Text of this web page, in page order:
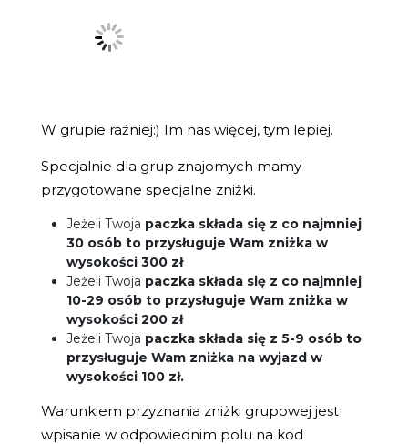
W grupie raźniej:) Im nas więcej, tym lepiej.
Specjalnie dla grup znajomych mamy
przygotowane specjalne zniżki.
Jeżeli Twoja paczka składa się z co najmniej
30 osób to przysługuje Wam zniżka w
wysokości 300 zł
Jeżeli Twoja paczka składa się z co najmniej
10-29 osób to przysługuje Wam zniżka w
wysokości 200 zł
Jeżeli Twoja paczka składa się z 5-9 osób to
przysługuje Wam zniżka na wyjazd w
wysokości 100 zł.
Warunkiem przyznania zniżki grupowej jest
wpisanie w odpowiednim polu na kod